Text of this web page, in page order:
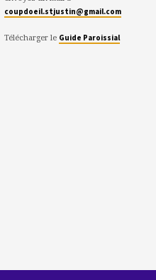
coupdoeil.stjustin@gmail.com
Télécharger le Guide Paroissial